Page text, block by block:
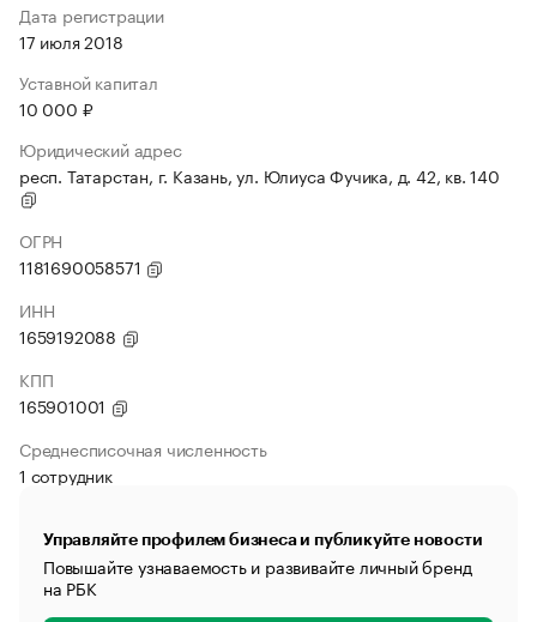
Дата регистрации
17 июля 2018
Уставной капитал
10 000 ₽
Юридический адрес
респ. Татарстан, г. Казань, ул. Юлиуса Фучика, д. 42, кв. 140
ОГРН
1181690058571
ИНН
1659192088
КПП
165901001
Среднесписочная численность
1 сотрудник
Управляйте профилем бизнеса и публикуйте новости
Повышайте узнаваемость и развивайте личный бренд
на РБК